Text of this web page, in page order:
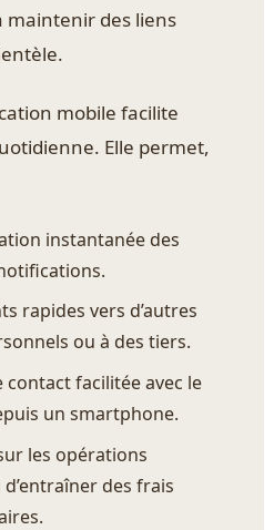
des liens
mobile facilite
Elle permet,
instantanée des
rapides vers d’autres
ou à des tiers.
contact facilitée avec le
un smartphone.
les opérations
des frais